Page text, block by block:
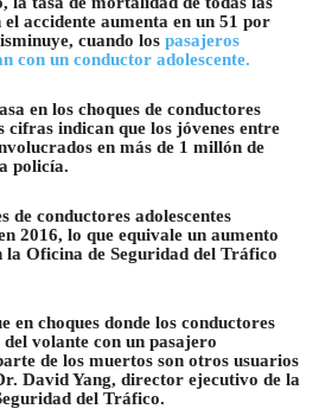
accidente aumenta en un 51 por
cuando los pasajeros
con un conductor adolescente.
en los choques de conductores
cifras indican que los jóvenes entre
en más de 1 millón de
policía.
conductores adolescentes
2016, lo que equivale un aumento
la Oficina de Seguridad del Tráfico
en choques donde los conductores
del volante con un pasajero
de los muertos son otros usuarios
David Yang, director ejecutivo de la
del Tráfico.